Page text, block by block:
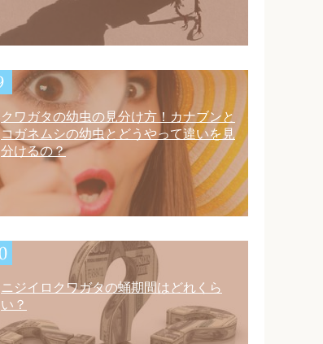
クワガタの幼虫の見分け方！カナブンと
コガネムシの幼虫とどうやって違いを見
分けるの？
ニジイロクワガタの蛹期間はどれくら
い？